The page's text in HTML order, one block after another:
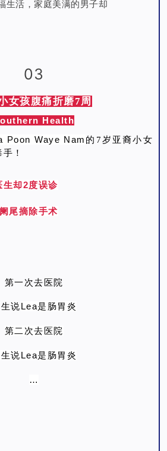
生活，家庭美满的男子却
03
女孩腹痛折磨7周
Health
Poon Waye Nam 的7岁亚裔小女
！
生却2度误诊
尾摘除手术
第一次去医院
生说Lea是肠胃炎
第二次去医院
说Lea是肠胃炎
…